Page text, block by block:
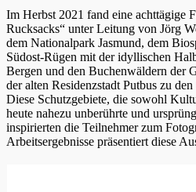
Im Herbst 2021 fand eine achttägige
Rucksacks“ unter Leitung von Jörg
dem Nationalpark Jasmund, dem
Südost-Rügen mit der idyllischen
Bergen und den Buchenwäldern der
der alten Residenzstadt Putbus zu
Diese Schutzgebiete, die sowohl
heute nahezu unberührte und
inspirierten die Teilnehmer zum
Arbeitsergebnisse präsentiert diese